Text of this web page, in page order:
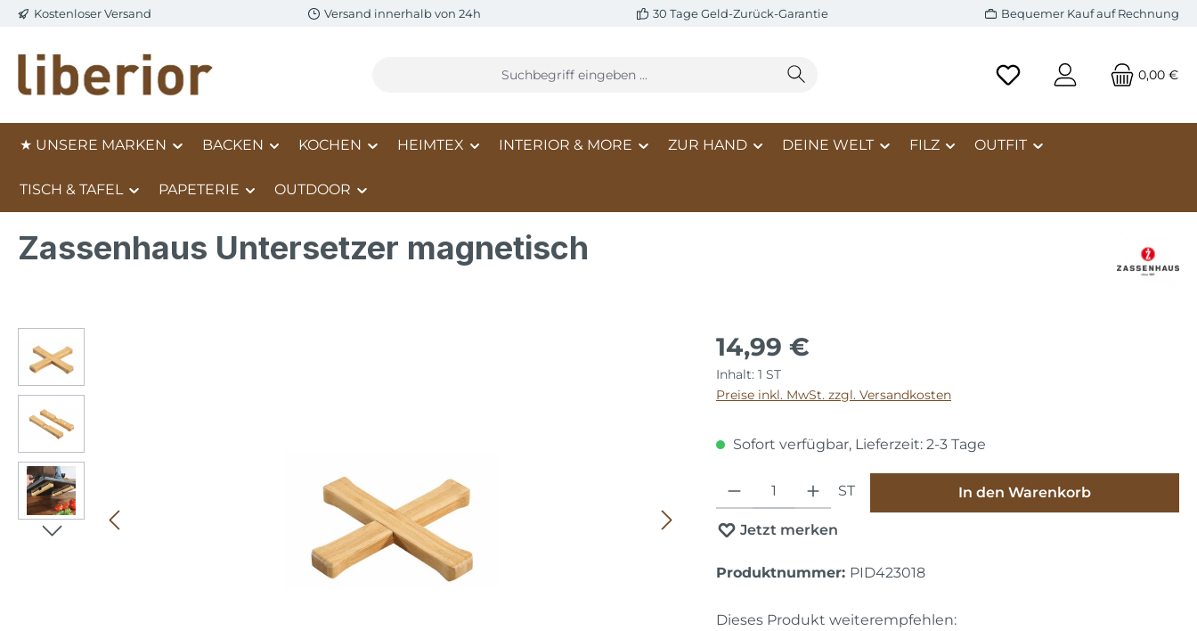
Hauptinhalt springen
Zur Suche springen
Zur Hauptnavigation springen
Kostenloser Versand Versand innerhalb von 24h 30 Tage Geld-Zurück-Garantie Bequemer Kauf auf Rechnung
0,00 €
★ UNSERE MARKEN BACKEN KOCHEN HEIMTEX INTERIOR & MORE ZUR HAND DEINE WELT FILZ OUTFIT
TISCH & TAFEL PAPETERIE OUTDOOR
Zassenhaus Untersetzer magnetisch
14,99 €
Inhalt: 1 ST
Preise inkl. MwSt. zzgl. Versandkosten
Sofort verfügbar, Lieferzeit: 2-3 Tage
Produkt Anzahl: Gib den gewünschten Wert ein oder benutze die
ST In den Warenkorb
Jetzt merken
Produktnummer: PID423018
Dieses Produkt weiterempfehlen: